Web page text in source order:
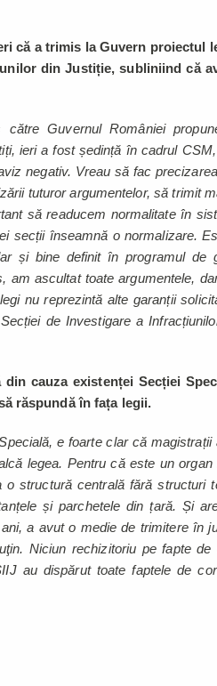
că a trimis la Guvern proiectul
din Justiție, subliniind că
Guvernul României
ieri a fost ședință în cadrul
negativ. Vreau să fac
tuturor argumentelor, să trimit
să readucem normalitate în
secții înseamnă o normalizare.
și bine definit în programul de
am ascultat toate argumentele,
nu reprezintă alte garanții
de Investigare a
cauza existenței Secției
răspundă în fața legii.
e foarte clar că magistrații
legea. Pentru că este un organ
structură centrală fără structuri
și parchetele din țară. Și
a avut o medie de trimitere în
Niciun rechizitoriu pe fapte de
au dispărut toate faptele de